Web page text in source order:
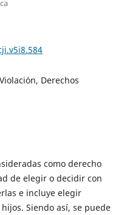
Derechos
como derecho
de elegir o decidir con
e incluye elegir
Siendo así, se puede